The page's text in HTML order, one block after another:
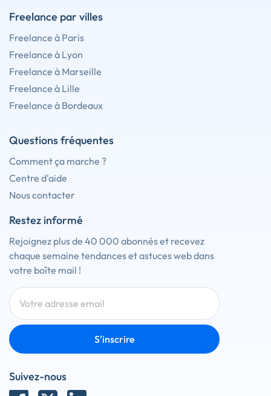
Freelance par villes
Freelance à Paris
Freelance à Lyon
Freelance à Marseille
Freelance à Lille
Freelance à Bordeaux
Questions fréquentes
Comment ça marche ?
Centre d'aide
Nous contacter
Restez informé
Rejoignez plus de 40 000 abonnés et recevez
chaque semaine tendances et astuces web dans
votre boîte mail !
S'inscrire
Suivez-nous